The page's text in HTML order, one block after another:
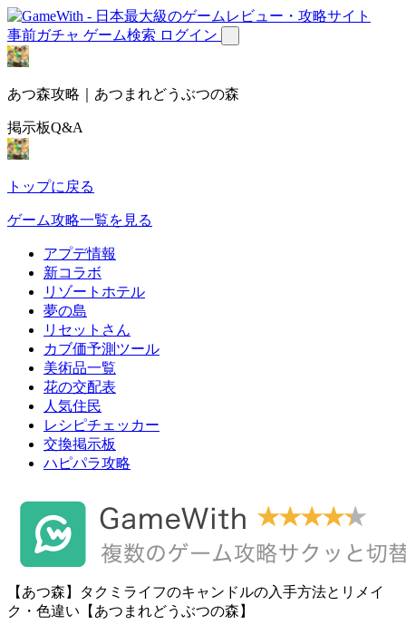
事前ガチャ ゲーム検索 ログイン
あつ森攻略｜あつまれどうぶつの森
掲示板Q&A
トップに戻る
ゲーム攻略一覧を見る
アプデ情報
新コラボ
リゾートホテル
夢の島
リセットさん
カブ価予測ツール
美術品一覧
花の交配表
人気住民
レシピチェッカー
交換掲示板
ハピパラ攻略
【あつ森】タクミライフのキャンドルの入手方法とリメイ
ク・色違い【あつまれどうぶつの森】